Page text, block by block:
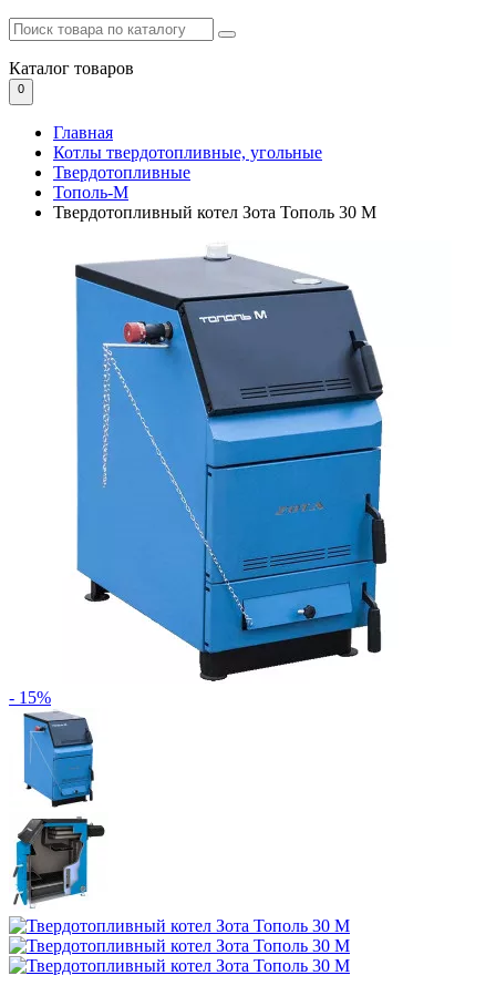
Каталог товаров
0
Главная
Котлы твердотопливные, угольные
Твердотопливные
Тополь-М
Твердотопливный котел Зота Тополь 30 М
- 15%